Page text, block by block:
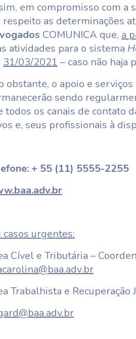
em compromisso com a
respeito as determinações
COMUNICA que, a
atividades para o sistema
31/03/2021 – caso não haja
obstante, o apoio e
sendo
todos os canais de contato
e, seus profissionais à
+ 55 (11) 5555-2255
casos urgentes:
Cível e Tributária –
Trabalhista e Recuperação